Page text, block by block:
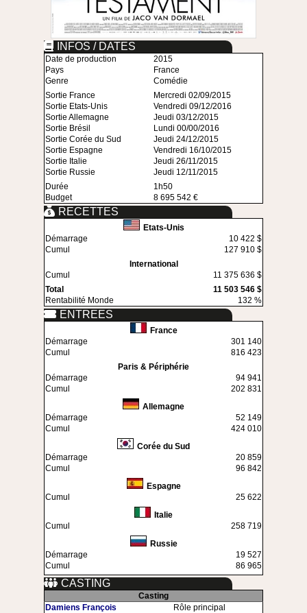
INFOS / DATES
Date de production
2015
Pays
France
Genre
Comédie
Sortie France
Mercredi 02/09/2015
Sortie Etats-Unis
Vendredi 09/12/2016
Sortie Allemagne
Jeudi 03/12/2015
Sortie Brésil
Lundi 00/00/2016
Sortie Corée du Sud
Jeudi 24/12/2015
Sortie Espagne
Vendredi 16/10/2015
Sortie Italie
Jeudi 26/11/2015
Sortie Russie
Jeudi 12/11/2015
Durée
1h50
Budget
8 695 542 €
RECETTES
Etats-Unis
Démarrage
10 422 $
Cumul
127 910 $
International
Cumul
11 375 636 $
Total
11 503 546 $
Rentabilité Monde
132 %
ENTREES
France
Démarrage
301 140
Cumul
816 423
Paris & Périphérie
Démarrage
94 941
Cumul
202 831
Allemagne
Démarrage
52 149
Cumul
424 010
Corée du Sud
Démarrage
20 859
Cumul
96 842
Espagne
Cumul
25 622
Italie
Cumul
258 719
Russie
Démarrage
19 527
Cumul
86 965
CASTING
Casting
Damiens François
Rôle principal